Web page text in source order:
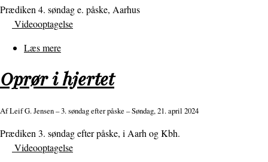
Prædiken 4. søndag e. påske, Aarhus
Videooptagelse
Læs mere
sønnen
får
frie
Oprør i hjertet
AfLeif G. Jensen– 3. søndag efter påske – Søndag, 21. april 2024
Prædiken 3. søndag efter påske, i Aarh og Kbh.
Videooptagelse